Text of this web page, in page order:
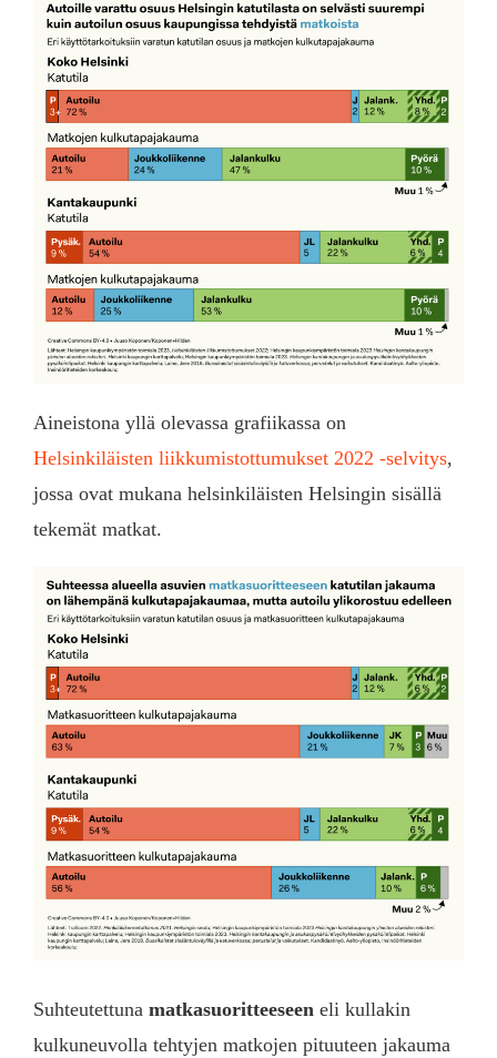
Aineistona yllä olevassa grafiikassa on
Helsinkiläisten liikkumistottumukset 2022 -selvitys,
jossa ovat mukana helsinkiläisten Helsingin sisällä
tekemät matkat.
Suhteutettuna matkasuoritteeseen eli kullakin
kulkuneuvolla tehtyjen matkojen pituuteen jakauma